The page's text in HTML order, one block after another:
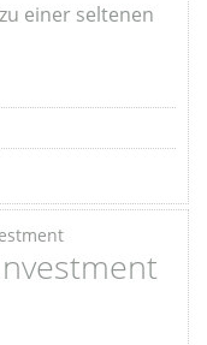
einer seltenen